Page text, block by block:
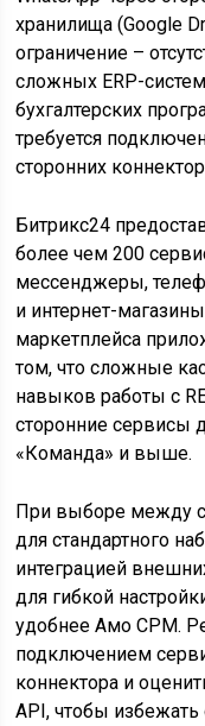
хранилища (Google
ограничение –
сложных ERP-
бухгалтерских
требуется
сторонних
Битрикс24
более чем 200
мессенджеры,
и интернет-
маркетплейса
том, что сложные
навыков работы с
сторонние сервисы
«Команда» и выше.
При выборе между
для стандартного
интеграцией
для гибкой
удобнее Амо СРМ.
подключением
коннектора и
API, чтобы избежать